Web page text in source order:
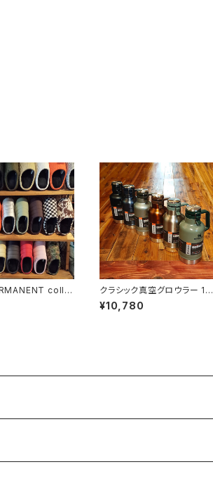
colle
クラシック真空グロウラー 1.9
L
¥10,780